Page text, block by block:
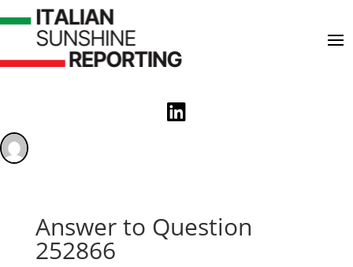

Answer to Question
252866